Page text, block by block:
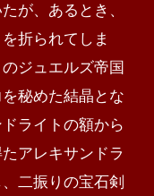
が、あるとき、
折られてしま
ジュエルズ帝国
秘めた結晶とな
ライトの額から
アレキサンドラ
二振りの宝石剣